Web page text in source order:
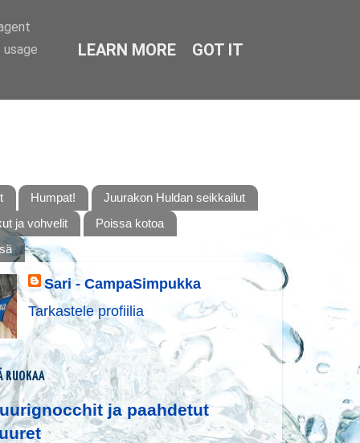
Humpat!
Juurakon Huldan seikkailut
ja vohvelit
Poissa kotoa
Sari - CampaSimpukka
Tarkastele profiilia
RUOKAA
ja paahdetut
LEARN MORE GOT IT